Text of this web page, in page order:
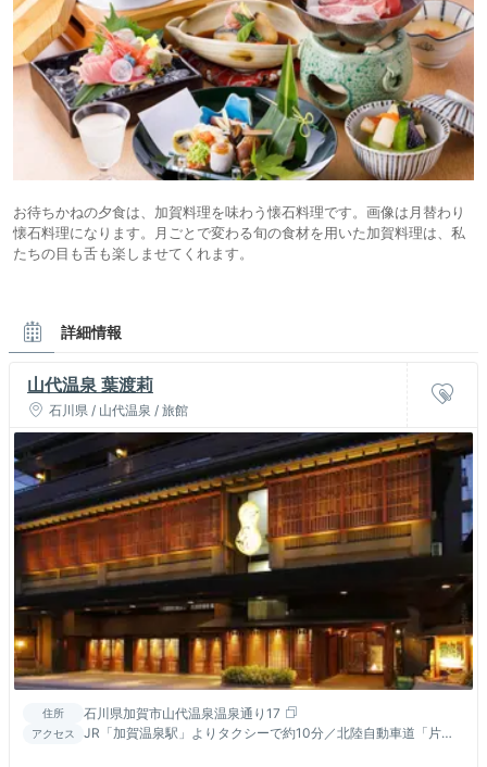
お待ちかねの夕食は、加賀料理を味わう懐石料理です。画像は月替わり
懐石料理になります。月ごとで変わる旬の食材を用いた加賀料理は、私
たちの目も舌も楽しませてくれます。
詳細情報
山代温泉 葉渡莉
石川県 / 山代温泉 / 旅館
住所 石川県加賀市山代温泉温泉通り17
アクセス
JR「加賀温泉駅」よりタクシーで約10分／北陸自動車道「片山